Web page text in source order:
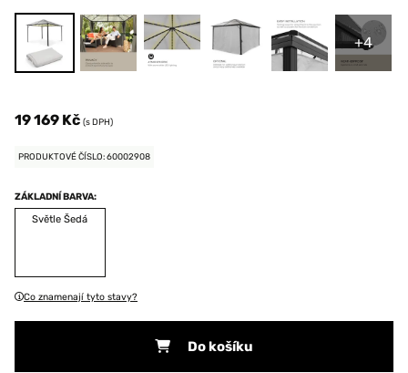
+4
19 169 Kč (s DPH)
PRODUKTOVÉ ČÍSLO: 60002908
ZÁKLADNÍ BARVA:
Světle Šedá
Co znamenají tyto stavy?
Do košíku